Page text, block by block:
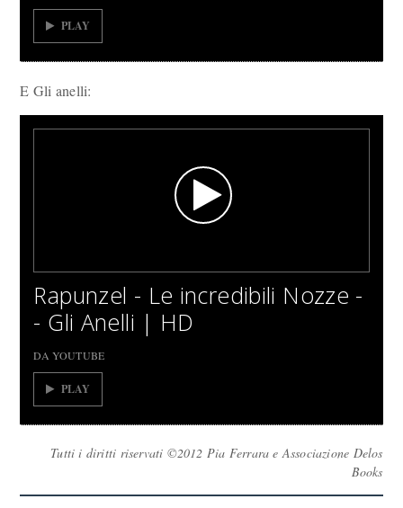
PLAY
E Gli anelli:
Rapunzel - Le incredibili Nozze -
- Gli Anelli | HD
DA YOUTUBE
PLAY
Tutti i diritti riservati ©2012 Pia Ferrara e Associazione Delos
Books